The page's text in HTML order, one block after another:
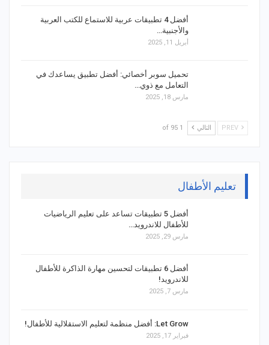
أفضل 4 تطبيقات عربية للاستماع للكتب العربية
والأجنبية…
أبريل 11, 2025
تحميل سوبر أخصائي: أفضل تطبيق يساعدك في
التعامل مع ذوي…
مارس 18, 2025
التالي 1 of 95
تعليم الأطفال
أفضل 5 تطبيقات تساعد على تعليم الرياضيات
للأطفال للاندرويد…
مارس 29, 2025
أفضل 6 تطبيقات لتحسين مهارة الذاكرة للأطفال
للاندرويد!
مارس 7, 2025
Let Grow: أفضل منظمة لتعليم الاستقلالية للأطفال!
فبراير 17, 2025